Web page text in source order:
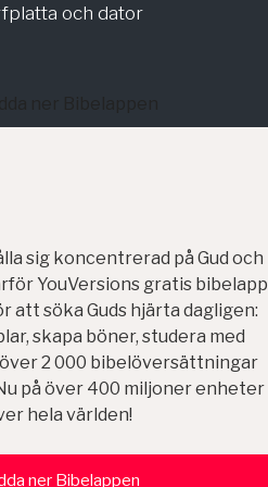
och dator
sig koncentrerad på Gud och
YouVersions gratis bibelapp
att söka Guds hjärta dagligen:
skapa böner, studera med
2 000 bibelöversättningar
på över 400 miljoner enheter
hela världen!
ner Bibelappen